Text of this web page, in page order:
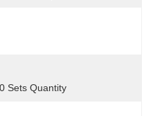
Sets Quantity